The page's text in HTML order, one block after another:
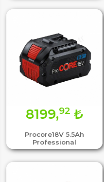
Procore18V 5.5Ah
Professional
8199,92 ₺